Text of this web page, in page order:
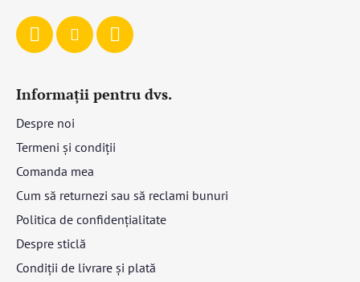
Informații pentru dvs.
Despre noi
Termeni și condiții
Comanda mea
Cum să returnezi sau să reclami bunuri
Politica de confidențialitate
Despre sticlă
Condiții de livrare și plată